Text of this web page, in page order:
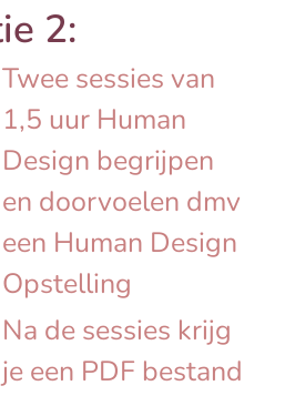
2:
Twee sessies van
1,5 uur Human
Design begrijpen
en doorvoelen dmv
een Human Design
Opstelling
Na de sessies krijg
je een PDF bestand